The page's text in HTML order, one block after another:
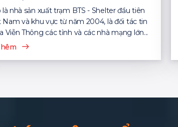
là nhà sản xuất trạm BTS - Shelter đầu tiên
Nam và khu vực từ năm 2004, là đối tác tin
Viễn Thông các tỉnh và các nhà mạng lớn...